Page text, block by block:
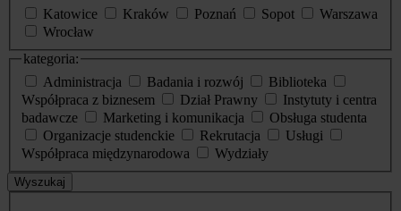
Katowice
Kraków Poznań Sopot
Warszawa
Wrocław
kategoria:
Administracja
Badania i rozwój
Biblioteka
Współpraca z biznesem
Dział Prawny
Instytuty i centra
badawcze
Marketing i komunikacja
Obsługa studenta
Organizacje studenckie
Rekrutacja
Usługi
Współpraca międzynarodowa
Wydziały
Wyszukaj